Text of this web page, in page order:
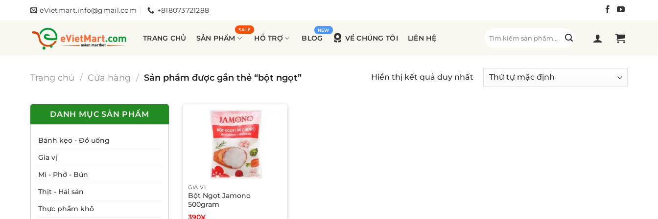
eVietmart.info@gmail.com +818073721288
TRANG CHỦ SẢN PHẨM HỖ TRỢ BLOG VỀ CHÚNG TÔI LIÊN HỆ
kiếm:
Trang chủ / Cửa hàng / Sản phẩm được gắn thẻ “bột ngọt” Hiển thị kết quả duy nhất
DANH MỤC SẢN PHẨM
Bánh kẹo - Đồ uống
Gia vị
Mì - Phở - Bún
Thịt - Hải sản
Thực phẩm khô
GIA VỊ
Bột Ngọt Jamono
500gram
390¥